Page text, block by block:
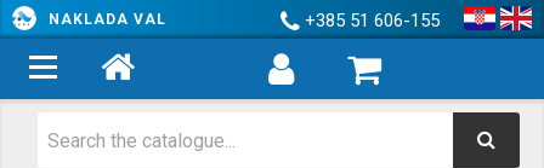
NAKLADA VAL +385 51 606-155